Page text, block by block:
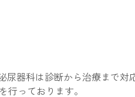
器科は診断から治療まで対
っております。